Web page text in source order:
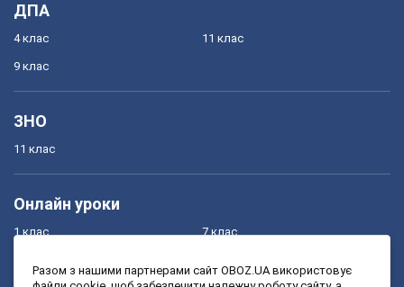
ДПА
4 клас
9 клас
11 клас
ЗНО
11 клас
Онлайн уроки
1 клас 7 клас
Разом з нашими партнерами сайт OBOZ.UA використовує